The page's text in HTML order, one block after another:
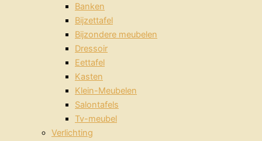
Banken
Bijzettafel
Bijzondere meubelen
Dressoir
Eettafel
Kasten
Klein-Meubelen
Salontafels
Tv-meubel
Verlichting